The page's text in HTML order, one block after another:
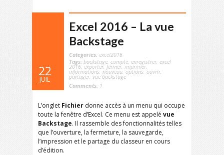
22
JUIL
Excel 2016 – La vue
Backstage
Categories: excel2016
Tags: backstage, compte, enregistrer, excel
2016, exporter, fermer, imprimer,
informations, nouveau, options,ouvrir,
partager, vue backstage
Comments: 1
L’onglet Fichier donne accès à un menu qui occupe
toute la fenêtre d’Excel. Ce menu est appelé vue
Backstage. Il rassemble des fonctionnalités telles
que l’ouverture, la fermeture, la sauvegarde,
l’impression et le partage du classeur en cours
d’édition.